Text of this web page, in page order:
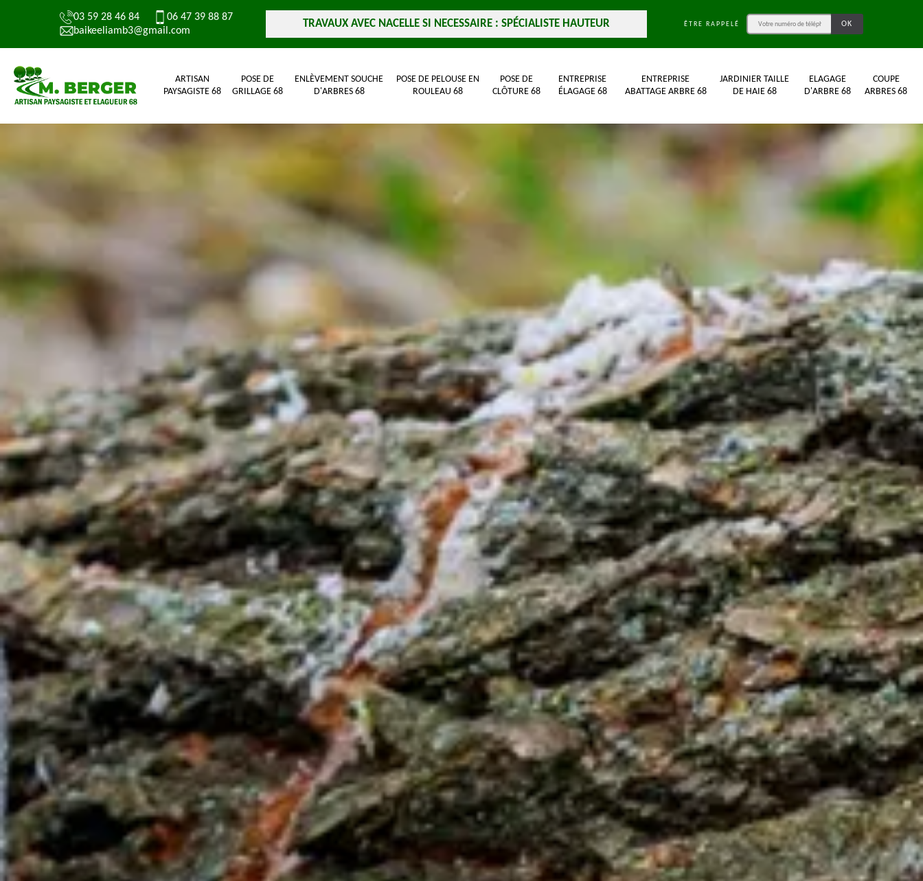
03 59 28 46 84
06 47 39 88 87
baikeeliamb3@gmail.com
TRAVAUX AVEC NACELLE SI NECESSAIRE : SPÉCIALISTE HAUTEUR ÊTRE RAPPELÉ
ARTISAN
PAYSAGISTE 68
POSE DE
GRILLAGE 68
ENLÈVEMENT SOUCHE
D'ARBRES 68
POSE DE PELOUSE EN
ROULEAU 68
POSE DE
CLÔTURE 68
ENTREPRISE
ÉLAGAGE 68
ENTREPRISE
ABATTAGE ARBRE 68
JARDINIER TAILLE
DE HAIE 68
ELAGAGE
D'ARBRE 68
COUPE
ARBRES 68